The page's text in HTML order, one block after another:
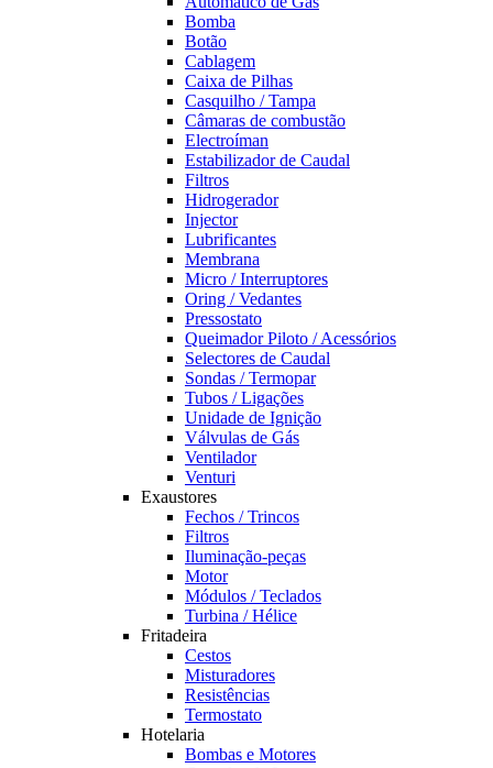
Bomba
Botão
Cablagem
Caixa de Pilhas
Casquilho / Tampa
Câmaras de combustão
Electroíman
Estabilizador de Caudal
Filtros
Hidrogerador
Injector
Lubrificantes
Membrana
Micro / Interruptores
Oring / Vedantes
Pressostato
Queimador Piloto / Acessórios
Selectores de Caudal
Sondas / Termopar
Tubos / Ligações
Unidade de Ignição
Válvulas de Gás
Ventilador
Venturi
Exaustores
Fechos / Trincos
Filtros
Iluminação-peças
Motor
Módulos / Teclados
Turbina / Hélice
Fritadeira
Cestos
Misturadores
Resistências
Termostato
Hotelaria
Bombas e Motores